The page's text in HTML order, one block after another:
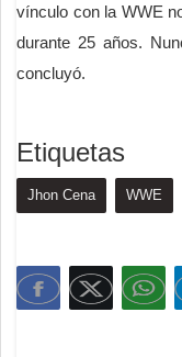
vínculo con la WWE
durante 25 años.
concluyó.
Etiquetas
Jhon Cena WWE